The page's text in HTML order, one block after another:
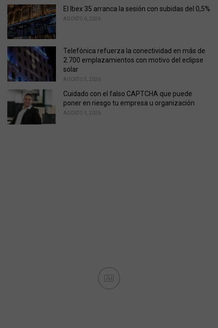
El Ibex 35 arranca la sesión con subidas del 0,5%
AGOSTO 6, 2026
Telefónica refuerza la conectividad en más de
2.700 emplazamientos con motivo del eclipse
solar
AGOSTO 5, 2026
Cuidado con el falso CAPTCHA que puede
poner en riesgo tu empresa u organización
AGOSTO 5, 2026
Ad